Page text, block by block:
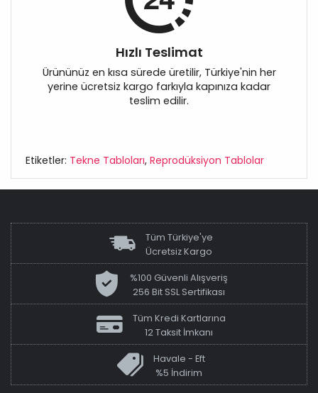
Hızlı Teslimat
Ürününüz en kısa sürede üretilir, Türkiye'nin her
yerine ücretsiz kargo farkıyla kapınıza kadar
teslim edilir.
Etiketler: Tekne Tabloları, Reprodüksiyon Tablolar
Tüm Türkiye'ye
Ücretsiz Kargo
%100 Güvenli Alışveriş
256 Bit SSL Sertifikası
Tüm Kredi Kartlarına
12 Taksit İmkanı
Havale - Eft
%5 İndirim